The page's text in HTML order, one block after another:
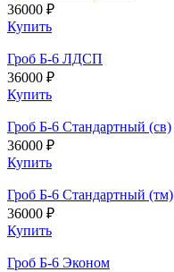
36000 ₽
Купить
Гроб Б-6 ЛДСП
36000 ₽
Купить
Гроб Б-6 Стандартный (св)
36000 ₽
Купить
Гроб Б-6 Стандартный (тм)
36000 ₽
Купить
Гроб Б-6 Эконом